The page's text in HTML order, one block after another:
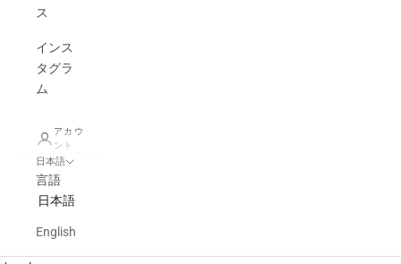
ス
インス
タグラ
ム
アカウ
ント
日本語
言語
日本語
English